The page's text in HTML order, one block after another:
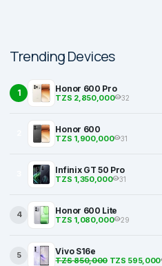
Trending Devices
1 Honor 600 Pro
TZS 2,850,000 32
Honor 600
TZS 1,900,000 31
Infinix GT 50 Pro
TZS 1,350,000 31
4 Honor 600 Lite
TZS 1,080,000 29
5 Vivo S16e
TZS 850,000TZS 595,000